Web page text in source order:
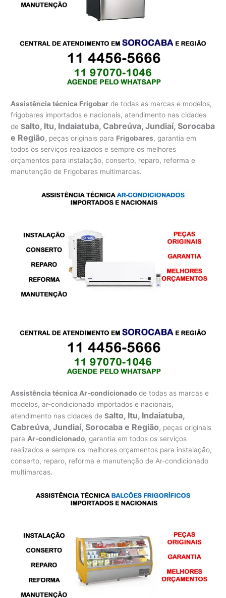
Assistência técnica Frigobar de todas as marcas e modelos,
frigobares importados e nacionais, atendimento nas cidades
deSalto, Itu, Indaiatuba, Cabreúva, Jundiaí, Sorocaba
e Região, peças originais para Frigobares, garantia em
todos os serviços realizados e sempre os melhores
orçamentos para instalação, conserto, reparo, reforma e
manutenção de Frigobares multimarcas.
Assistência técnica Ar-condicionado de todas as marcas e
modelos, ar-condicionado importados e nacionais,
atendimento nas cidades deSalto, Itu, Indaiatuba,
Cabreúva, Jundiaí, Sorocaba e Região, peças originais
para Ar-condicionado, garantia em todos os serviços
realizados e sempre os melhores orçamentos para instalação,
conserto, reparo, reforma e manutenção de Ar-condicionado
multimarcas.